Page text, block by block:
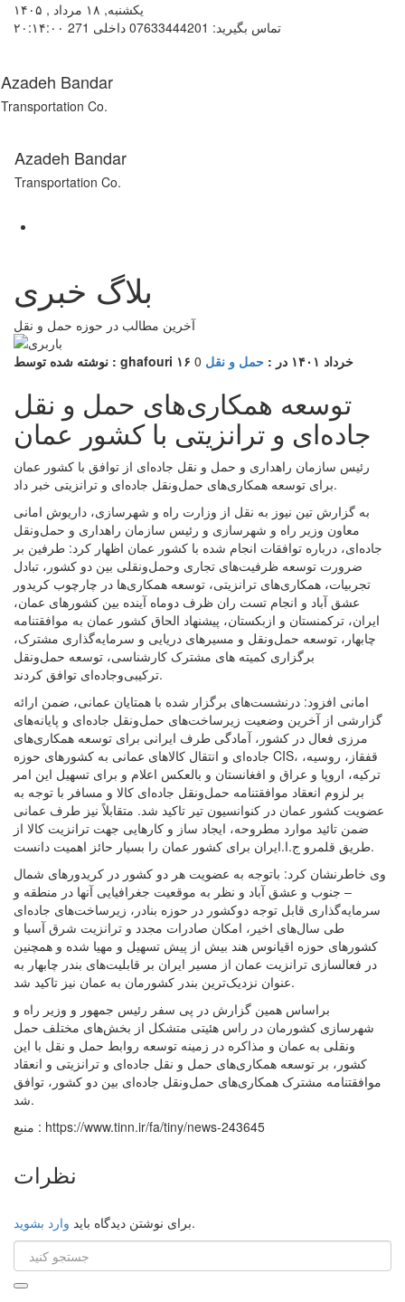
یکشنبه, ۱۸ مرداد , ۱۴۰۵
۲۰:۱۴:۰۰
تماس بگیرید: 07633444201 داخلی 271
Azadeh Bandar
Transportation Co.
Azadeh Bandar
Transportation Co.
بلاگ خبری
آخرین مطالب در حوزه حمل و نقل
نوشته شده توسط : ghafouri
۱۶ خرداد ۱۴۰۱ در : حمل و نقل 0
توسعه همکاری‌های حمل و نقل
جاده‌ای و ترانزیتی با کشور عمان
رئیس سازمان راهداری و حمل و نقل جاده‌ای از توافق با کشور عمان
برای توسعه همکاری‌های حمل‌ونقل جاده‌ای و ترانزیتی خبر داد.
به گزارش تین نیوز به نقل از وزارت راه و شهرسازی، داریوش امانی
معاون وزیر راه و شهرسازی و رئیس سازمان راهداری و حمل‌ونقل
جاده‌ای، درباره توافقات انجام شده با کشور عمان اظهار کرد: طرفین بر
ضرورت توسعه ظرفیت‌های تجاری وحمل‌ونقلی بین دو کشور، تبادل
تجربیات، همکاری‌های ترانزیتی، توسعه همکاری‌ها در چارچوب کریدور
عشق آباد و انجام تست ران ظرف دوماه آینده بین کشورهای عمان،
ایران، ترکمنستان و ازبکستان، پیشنهاد الحاق کشور عمان به موافقتنامه
چابهار، توسعه حمل‌ونقل و مسیرهای دریایی و سرمایه‌گذاری مشترک،
برگزاری کمیته های مشترک کارشناسی، توسعه حمل‌ونقل
ترکیبی‌وجاده‌ای توافق کردند.
امانی افزود: درنشست‌های برگزار شده با همتایان عمانی، ضمن ارائه
گزارشی از آخرین وضعیت زیرساخت‌های حمل‌ونقل جاده‌ای و پایانه‌های
مرزی فعال در کشور، آمادگی طرف ایرانی برای توسعه همکاری‌های
جاده‌ای و انتقال کالاهای عمانی به کشورهای حوزه CIS، قفقاز، روسیه،
ترکیه، اروپا و عراق و افغانستان و بالعکس اعلام و برای تسهیل این امر
بر لزوم انعقاد موافقتنامه حمل‌ونقل جاده‌ای کالا و مسافر با توجه به
عضویت کشور عمان در کنوانسیون تیر تاکید شد. متقابلاً نیز طرف عمانی
ضمن تائید موارد مطروحه، ایجاد ساز و کارهایی جهت ترانزیت کالا از
طریق قلمرو ج.ا.ایران برای کشور عمان را بسیار حائز اهمیت دانست.
وی خاطرنشان کرد: باتوجه به عضویت هر دو کشور در کریدورهای شمال
– جنوب و عشق آباد و نظر به موقعیت جغرافیایی آنها در منطقه و
سرمایه‌گذاری قابل توجه دوکشور در حوزه بنادر، زیرساخت‌های جاده‌ای
طی سال‌های اخیر، امکان صادرات مجدد و ترانزیت شرق آسیا و
کشورهای حوزه اقیانوس هند بیش از پیش تسهیل و مهیا شده و همچنین
در فعالسازی ترانزیت عمان از مسیر ایران بر قابلیت‌های بندر چابهار به
عنوان نزدیک‌ترین بندر کشورمان به عمان نیز تاکید شد.
براساس همین گزارش در پی سفر رئیس جمهور و وزیر راه و
شهرسازی کشورمان در راس هئیتی متشکل از بخش‌های مختلف حمل
ونقلی به عمان و مذاکره در زمینه توسعه روابط حمل و نقل با این
کشور، بر توسعه همکاری‌های حمل و نقل جاده‌ای و ترانزیتی و انعقاد
موافقتنامه مشترک همکاری‌های حمل‌ونقل جاده‌ای بین دو کشور، توافق
شد.
منبع : https://www.tinn.ir/fa/tiny/news-243645
نظرات
برای نوشتن دیدگاه باید وارد بشوید .